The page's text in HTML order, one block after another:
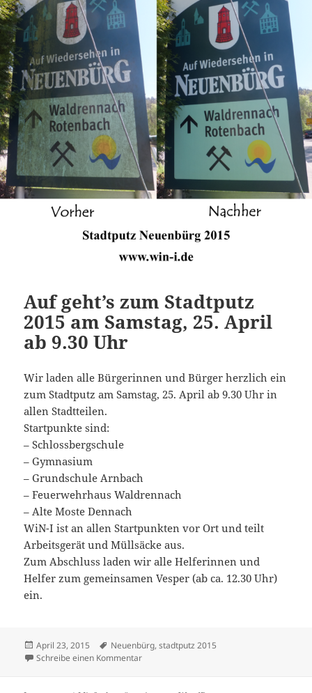
Auf geht’s zum Stadtputz
2015 am Samstag, 25. April
ab 9.30 Uhr
Wir laden alle Bürgerinnen und Bürger herzlich ein
zum Stadtputz am Samstag, 25. April ab 9.30 Uhr in
allen Stadtteilen.
Startpunkte sind:
– Schlossbergschule
– Gymnasium
– Grundschule Arnbach
– Feuerwehrhaus Waldrennach
– Alte Moste Dennach
WiN-I ist an allen Startpunkten vor Ort und teilt
Arbeitsgerät und Müllsäcke aus.
Zum Abschluss laden wir alle Helferinnen und
Helfer zum gemeinsamen Vesper (ab ca. 12.30 Uhr)
ein.
Veröffentlicht
am
April 23, 2015 Schlagwörter
Neuenbürg,stadtputz 2015
Schreibe einen Kommentarzu Auf geht’s zum Stadtputz 2015 am